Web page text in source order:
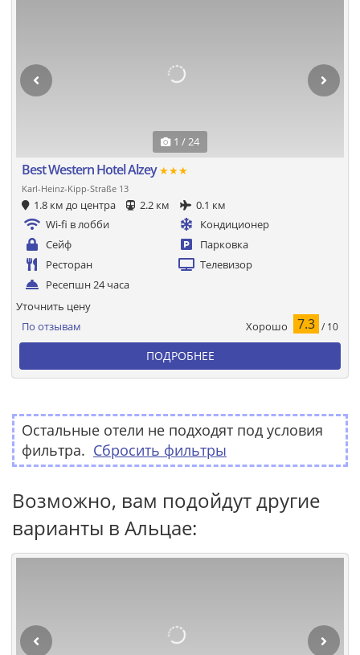
1 / 24
Best Western Hotel Alzey★★★
Karl-Heinz-Kipp-Straße 13
1.8 км до центра 2.2 км
0.1 км
Wi-fi в лобби
Кондиционер
Сейф
Парковка
Ресторан
Телевизор
Ресепшн 24 часа
По отзывам Хорошо 7.3 / 10
Уточнить цену
ПОДРОБНЕЕ
Остальные отели не подходят под условия
фильтра. Сбросить фильтры
Возможно, вам подойдут другие
варианты в Альцае: